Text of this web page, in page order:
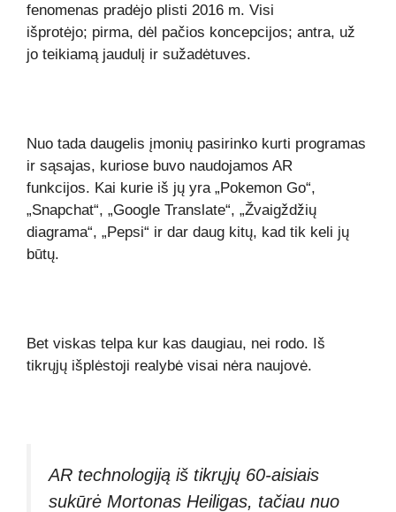
fenomenas pradėjo plisti 2016 m. Visi
išprotėjo; pirma, dėl pačios koncepcijos; antra, už
jo teikiamą jaudulį ir sužadėtuves.
Nuo tada daugelis įmonių pasirinko kurti programas
ir sąsajas, kuriose buvo naudojamos AR
funkcijos. Kai kurie iš jų yra „Pokemon Go“,
„Snapchat“, „Google Translate“, „Žvaigždžių
diagrama“, „Pepsi“ ir dar daug kitų, kad tik keli jų
būtų.
Bet viskas telpa kur kas daugiau, nei rodo. Iš
tikrųjų išplėstoji realybė visai nėra naujovė.
AR technologiją iš tikrųjų 60-aisiais
sukūrė Mortonas Heiligas, tačiau nuo